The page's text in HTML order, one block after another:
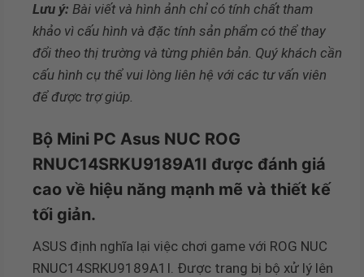
Lưu ý: Bài viết và hình ảnh chỉ có tính chất tham
khảo vì cấu hình và đặc tính sản phẩm có thể thay
đổi theo thị trường và từng phiên bản. Quý khách cần
cấu hình cụ thể vui lòng liên hệ với các tư vấn viên
để được trợ giúp.
Bộ Mini PC Asus NUC ROG
RNUC14SRKU9189A1I được đánh giá
cao về hiệu năng mạnh mẽ và thiết kế
tối giản.
ASUS định nghĩa lại việc chơi game với ROG NUC
RNUC14SRKU9189A1I. Được trang bị bộ xử lý lên